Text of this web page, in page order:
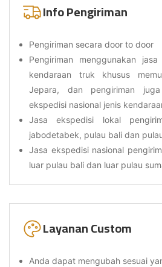
Info Pengiriman
Pengiriman secara door to door
Pengiriman menggunakan
kendaraan truk khusus
Jepara, dan pengiriman
ekspedisi nasional jenis
Jasa ekspedisi lokal
jabodetabek, pulau bali dan
Jasa ekspedisi nasional
luar pulau bali dan luar pulau
Layanan Custom
Anda dapat mengubah sesuai